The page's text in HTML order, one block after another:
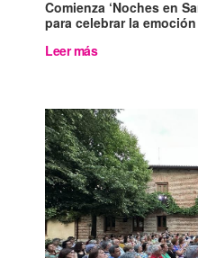
Comienza ‘Noches en
para celebrar la
Leer más